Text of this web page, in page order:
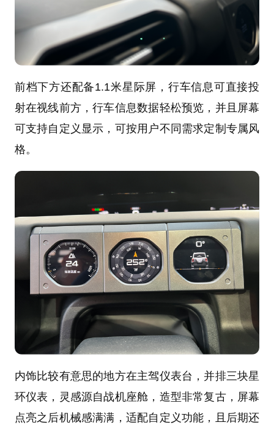
前档下方还配备1.1米星际屏，行车信息可直接投
射在视线前方，行车信息数据轻松预览，并且屏幕
可支持自定义显示，可按用户不同需求定制专属风
格。
内饰比较有意思的地方在主驾仪表台，并排三块星
环仪表，灵感源自战机座舱，造型非常复古，屏幕
点亮之后机械感满满，适配自定义功能，且后期还